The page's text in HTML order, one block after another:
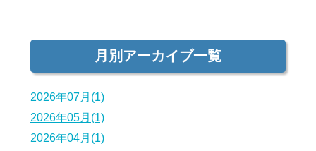
月別アーカイブ一覧
2026年07月(1)
2026年05月(1)
2026年04月(1)